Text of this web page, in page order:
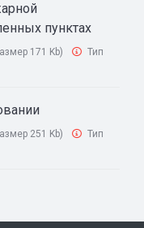
пунктах
171 Kb)
Тип
251 Kb)
Тип